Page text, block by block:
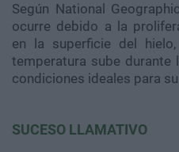
Según National
ocurre debido a la
en la superficie del
temperatura sube durante
condiciones ideales para
SUCESO LLAMATIVO